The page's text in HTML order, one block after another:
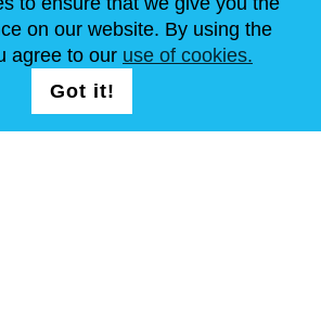
on our website. By using the
agree to our use of cookies.
Got it!